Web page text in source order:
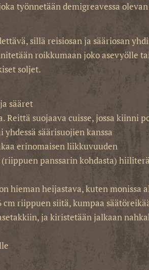
työnnetään demigreavessa
sillä reisiosan ja sääriosan
roikkumaan joko
soljet.
sääret
Reittä suojaava cuisse, jossa kiinni
säärisuojien kanssa
erinomaisen liikkuvuuden
panssarin kohdasta)
hieman heijastava, kuten monissa
cm riippuen siitä, kumpaa
ja kiristetään jalkaan